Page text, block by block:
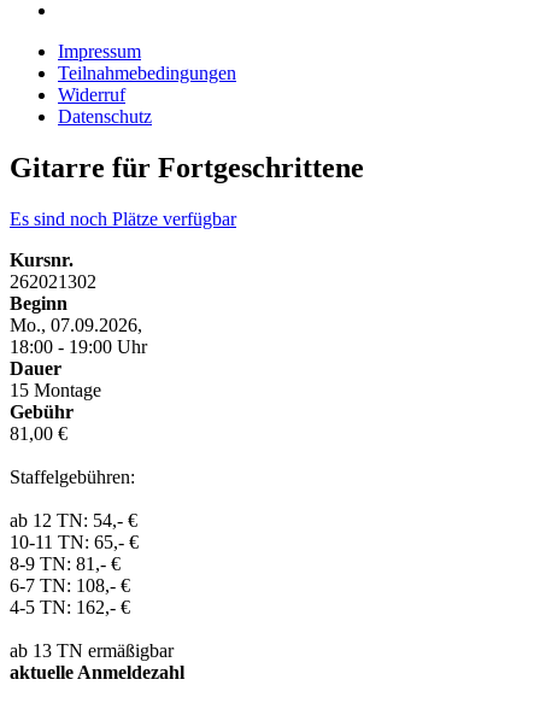
Impressum
Teilnahmebedingungen
Widerruf
Datenschutz
Gitarre für Fortgeschrittene
Es sind noch Plätze verfügbar
Kursnr.
262021302
Beginn
Mo., 07.09.2026,
18:00 - 19:00 Uhr
Dauer
15 Montage
Gebühr
81,00 €
Staffelgebühren:
ab 12 TN: 54,- €
10-11 TN: 65,- €
8-9 TN: 81,- €
6-7 TN: 108,- €
4-5 TN: 162,- €
ab 13 TN ermäßigbar
aktuelle Anmeldezahl